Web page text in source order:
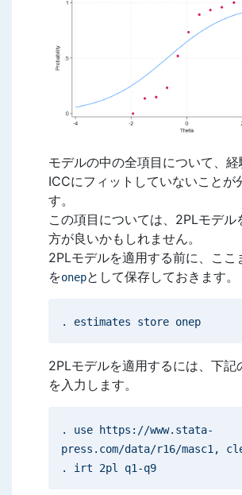
モデルの中の全項目について、
ICCにフィットしていないことが
す。
この項目については、2PLモデル
方が良いかもしれません。
2PLモデルを適用する前に、ここ
をonepとして保存しておきます。
. estimates store onep
2PLモデルを適用するには、下記
を入力します。
. use https://www.stata-
press.com/data/r16/masc1,
. irt 2pl q1-q9